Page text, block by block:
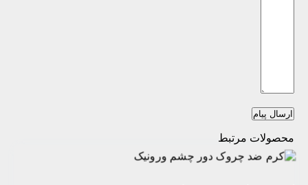
ارسال پیام
محصولات مرتبط